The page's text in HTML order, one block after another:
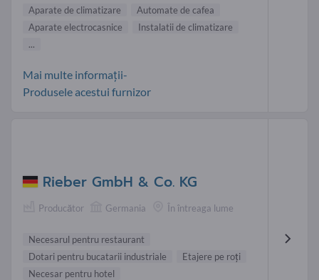
Aparate de climatizare
Automate de cafea
Aparate electrocasnice
Instalatii de climatizare
...
Mai multe informații-
Produsele acestui furnizor
Rieber GmbH & Co. KG
Producător Germania În întreaga lume
Necesarul pentru restaurant
Dotari pentru bucatarii industriale
Etajere pe roţi
Necesar pentru hotel